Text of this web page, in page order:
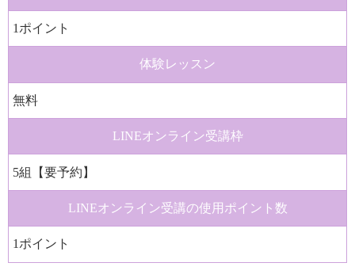
1ポイント
体験レッスン
無料
LINEオンライン受講枠
5組【要予約】
LINEオンライン受講の使用ポイント数
1ポイント